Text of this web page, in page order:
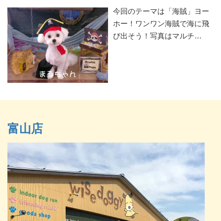
今回のテーマは「海賊」ヨー
ホー！ワンワン海賊で海に飛
び出そう！写真はマルチ…
富山店